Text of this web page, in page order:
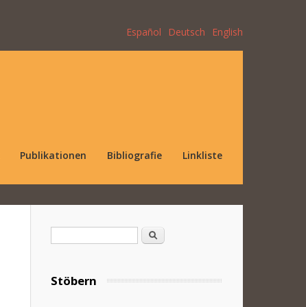
Español Deutsch English
Publikationen Bibliografie Linkliste
Suche
Stöbern